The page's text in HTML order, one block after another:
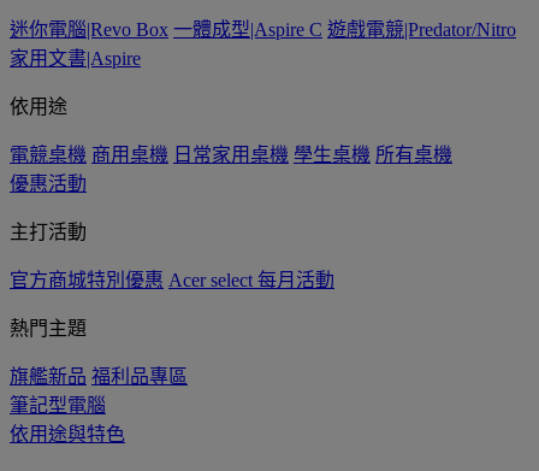
迷你電腦|Revo Box 一體成型|Aspire C 遊戲電競|Predator/Nitro
家用文書|Aspire
依用途
電競桌機 商用桌機 日常家用桌機 學生桌機 所有桌機
優惠活動
主打活動
官方商城特別優惠 Acer select 每月活動
熱門主題
旗艦新品 福利品專區
筆記型電腦
依用途與特色